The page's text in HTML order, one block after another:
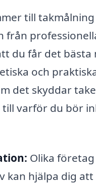
till
från
du får det
och
det skyddar
varför du bör
Olika
kan hjälpa dig